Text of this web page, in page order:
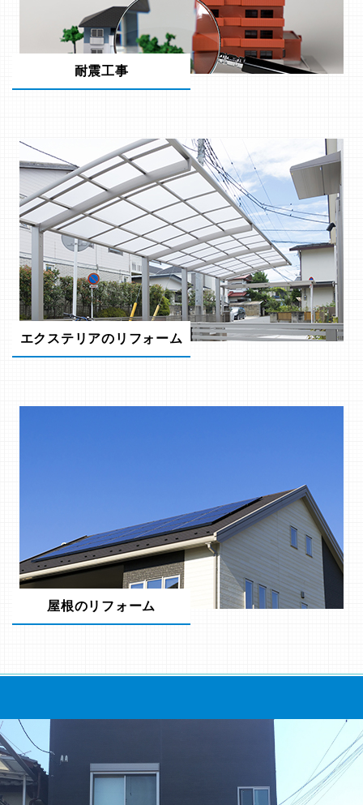
耐震工事
エクステリアのリフォーム
屋根のリフォーム